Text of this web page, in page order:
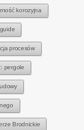
korozyjna
procesów
pergole
Brodnickie